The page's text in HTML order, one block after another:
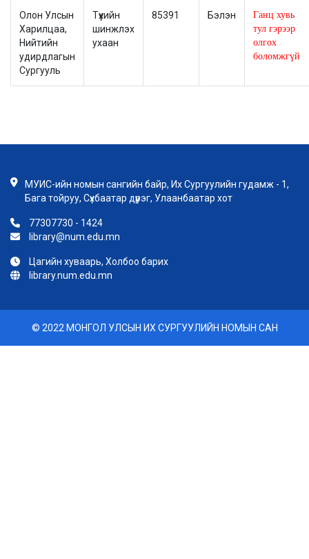
Олон Улсын
Харилцаа,
Нийтийн
удирдлагын
Сургууль
Түүхийн
шинжлэх
ухаан
85391 Бэлэн
Ганц хувь
тул гэрээр
олгох
боломжгүй
МУИС-ийн номын сангийн байр, Их Сургуулийн гудамж - 1,
Бага тойруу, Сүхбаатар дүүрэг, Улаанбаатар хот
77307730 - 1424
library@num.edu.mn
Цагийн хуваарь, Холбоо барих
library.num.edu.mn
© 2022 МОНГОЛ УЛСЫН ИХ СУРГУУЛИЙН НОМЫН САН